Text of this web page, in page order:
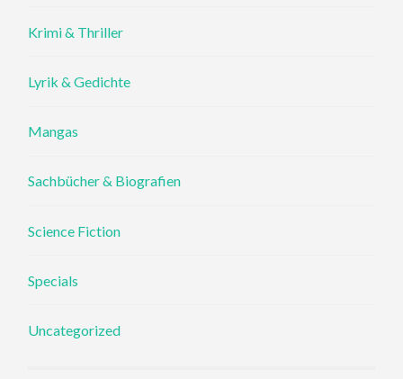
Krimi & Thriller
Lyrik & Gedichte
Mangas
Sachbücher & Biografien
Science Fiction
Specials
Uncategorized